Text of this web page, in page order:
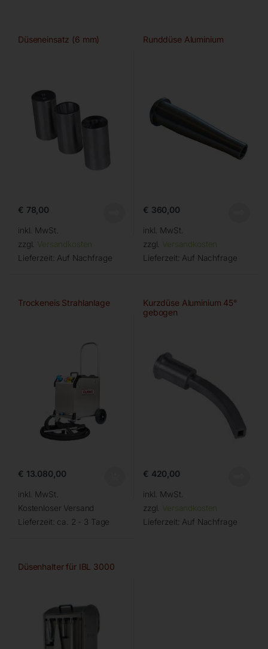
Düseneinsatz (6 mm)
€ 78,00
inkl. MwSt.
zzgl. Versandkosten
Lieferzeit: Auf Nachfrage
Runddüse Aluminium
€ 360,00
inkl. MwSt.
zzgl. Versandkosten
Lieferzeit: Auf Nachfrage
Trockeneis Strahlanlage
€ 13.080,00
inkl. MwSt.
Kostenloser Versand
Lieferzeit: ca. 2 - 3 Tage
Kurzdüse Aluminium 45°
gebogen
€ 420,00
inkl. MwSt.
zzgl. Versandkosten
Lieferzeit: Auf Nachfrage
Düsenhalter für IBL 3000